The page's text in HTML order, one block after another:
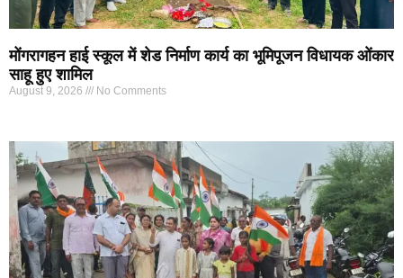
मोंगरागहन हाई स्कूल में शेड निर्माण कार्य का भूमिपूजन विधायक ओंकार
साहू हुए शामिल
August 9, 2026 No Comments